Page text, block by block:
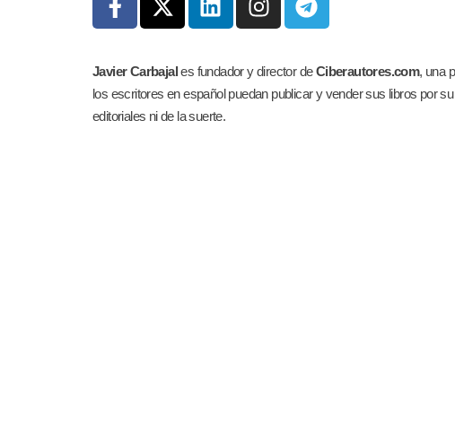
Javier Carbajales fundador y director deCiberautores.com, una
los escritores en español puedan publicar y vender sus libros por
editoriales ni de la suerte.